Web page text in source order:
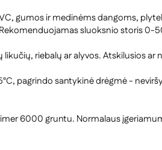
gumos ir medinėms dangoms,
sluoksnio storis 0-
riebalų ar alyvos. Atskilusios
pagrindo santykinė drėgmė -
6000 gruntu. Normalaus